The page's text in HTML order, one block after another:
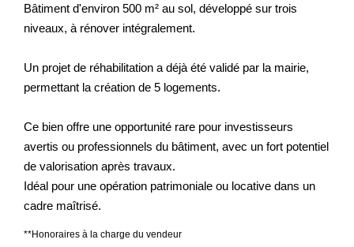
Bâtiment d'environ 500 m² au sol, développé sur trois
niveaux, à rénover intégralement.
Un projet de réhabilitation a déjà été validé par la mairie,
permettant la création de 5 logements.
Ce bien offre une opportunité rare pour investisseurs
avertis ou professionnels du bâtiment, avec un fort potentiel
de valorisation après travaux.
Idéal pour une opération patrimoniale ou locative dans un
cadre maîtrisé.
**Honoraires à la charge du vendeur